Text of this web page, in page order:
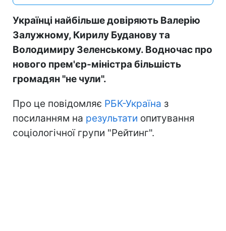
Українці найбільше довіряють Валерію
Залужному, Кирилу Буданову та
Володимиру Зеленському. Водночас про
нового прем'єр-міністра більшість
громадян "не чули".
Про це повідомляє РБК-Україна з
посиланням на результати опитування
соціологічної групи "Рейтинг".